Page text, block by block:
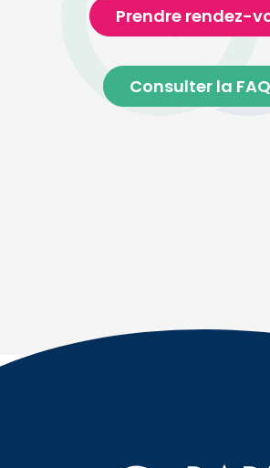
Prendre rendez-
Consulter la